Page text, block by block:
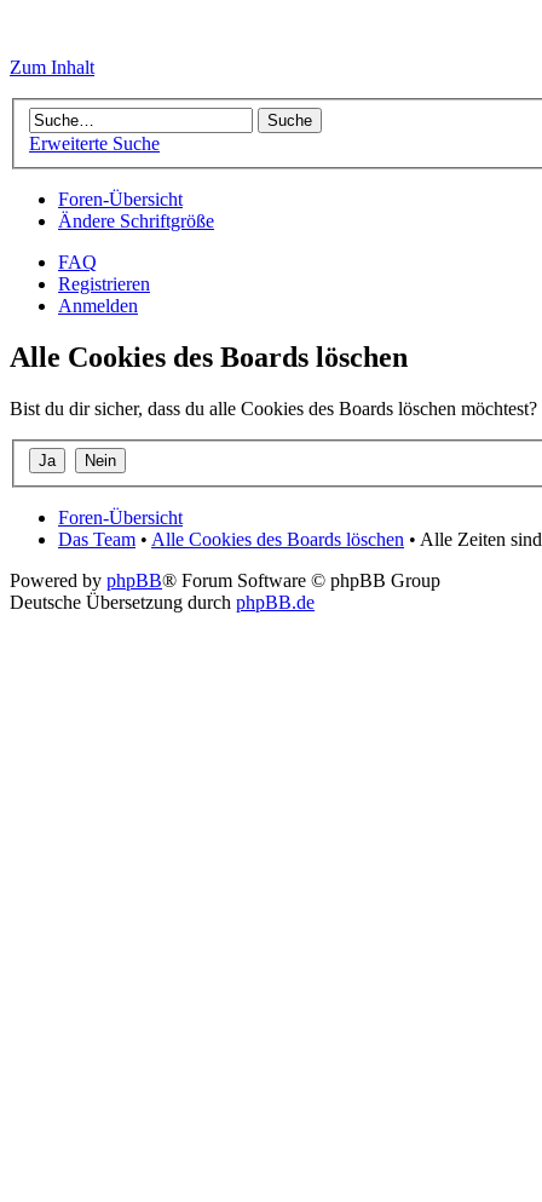
Zum Inhalt
Erweiterte Suche
Foren-Übersicht
Ändere Schriftgröße
FAQ
Registrieren
Anmelden
Alle Cookies des Boards löschen
Bist du dir sicher, dass du alle Cookies des Boards löschen möchtest?
Foren-Übersicht
Das Team • Alle Cookies des Boards löschen • Alle Zeiten
Powered by phpBB® Forum Software © phpBB Group
Deutsche Übersetzung durch phpBB.de